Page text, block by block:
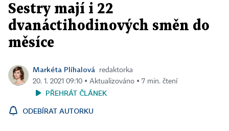
Sestry mají i 22
dvanáctihodinových směn do
měsíce
Markéta Plíhalová
redaktorka
20. 1. 2021 09:10 ▪ Aktualizováno ▪ 7 min. čtení
PŘEHRÁT ČLÁNEK
ODEBÍRAT AUTORKU